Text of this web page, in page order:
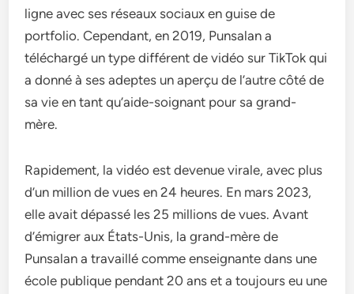
ligne avec ses réseaux sociaux en guise de
portfolio. Cependant, en 2019, Punsalan a
téléchargé un type différent de vidéo sur TikTok qui
a donné à ses adeptes un aperçu de l’autre côté de
sa vie en tant qu’aide-soignant pour sa grand-
mère.
Rapidement, la vidéo est devenue virale, avec plus
d’un million de vues en 24 heures. En mars 2023,
elle avait dépassé les 25 millions de vues. Avant
d’émigrer aux États-Unis, la grand-mère de
Punsalan a travaillé comme enseignante dans une
école publique pendant 20 ans et a toujours eu une